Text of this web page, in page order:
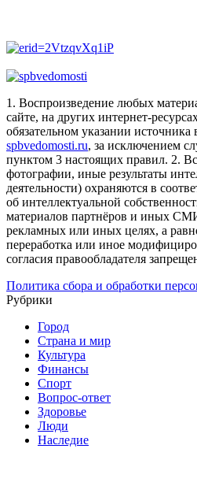
1. Воспроизведение любых
сайте, на других интернет-
обязательном указании
spbvedomosti.ru, за исключением
пунктом 3 настоящих правил. 2.
фотографии, иные результаты
деятельности) охраняются в
об интеллектуальной
материалов партнёров и иных
рекламных или иных целях, а
переработка или иное
согласия правообладателя
Политика сбора и обработки
Рубрики
Город
Страна и мир
Культура
Финансы
Спорт
Вопрос-ответ
Здоровье
Люди
Наследие